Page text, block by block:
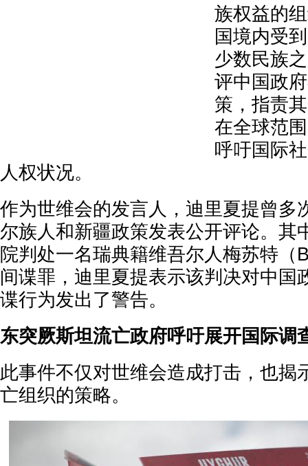
族权益的
国境内受
少数民族
评中国政
策，指责
在全球范
呼吁国际
人权状况。
作为世维会的发言人，迪里夏提曾多
尔族人和新疆政策发表公开评论。其
院判处一名瑞典籍维吾尔人梅苏特（
间谍罪，迪里夏提表示该判决对中国
谍行为发出了警告。
东突厥斯坦流亡政府呼吁展开国际调
此事件不仅对世维会造成打击，也揭
亡组织的策略。